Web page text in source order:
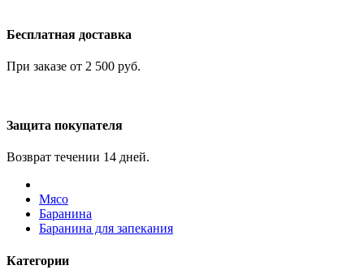
Бесплатная доставка
При заказе от 2 500 руб.
Защита покупателя
Возврат течении 14 дней.
Мясо
Баранина
Баранина для запекания
Категории